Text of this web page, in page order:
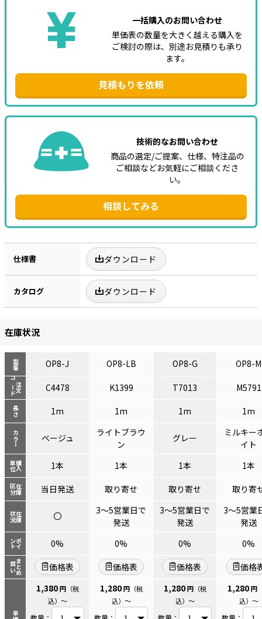
一括購入のお問い合わせ
単価表の数量を大きく越える購入を
ご検討の際は、別途お見積りも承り
ます。
見積もりを依頼
技術的なお問い合わせ
商品の選定/ご提案、仕様、特注品の
ご相談などお気軽にご相談くださ
い。
相談してみる
仕様書 ダウンロード
カタログ ダウンロード
在庫状況
型番
注文
コード
長さ
カラー
購入
単位
在庫
区分
在庫
状況
ポイ
ント
まとめ
買い
単価
OP8-J OP8-LB OP8-G OP8-M
C4478 K1399 T7013
M5791
1m
1m 1m 1m
ベージュ
ライトブラウ
ン
グレー
ミルキー
イト
1本
1本 1本
1本
当日発送
取り寄せ 取り寄せ 取り寄
〇
3～5営業日で
発送
3～5営業日で
発送
3～5営業
発送
0%
0% 0%
0%
価格表
価格表 価格表
価格
1,380 円（税
込） ～
1,280 円（税
込） ～
1,280 円（税
込） ～
1,280 円
込） ～